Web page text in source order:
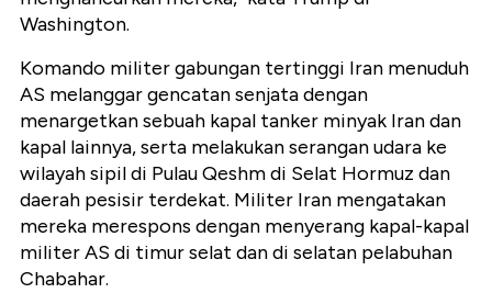
Washington.
Komando militer gabungan tertinggi Iran menuduh
AS melanggar gencatan senjata dengan
menargetkan sebuah kapal tanker minyak Iran dan
kapal lainnya, serta melakukan serangan udara ke
wilayah sipil di Pulau Qeshm di Selat Hormuz dan
daerah pesisir terdekat. Militer Iran mengatakan
mereka merespons dengan menyerang kapal-kapal
militer AS di timur selat dan di selatan pelabuhan
Chabahar.